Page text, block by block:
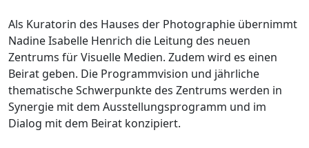
Als Kuratorin des Hauses der Photographie übernimmt
Nadine Isabelle Henrich die Leitung des neuen
Zentrums für Visuelle Medien. Zudem wird es einen
Beirat geben. Die Programmvision und jährliche
thematische Schwerpunkte des Zentrums werden in
Synergie mit dem Ausstellungsprogramm und im
Dialog mit dem Beirat konzipiert.